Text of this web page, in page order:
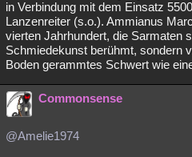
in Verbindung mit dem Einsatz
Lanzenreiter (s.o.). Ammianus
vierten Jahrhundert, die Sarmaten
Schmiedekunst berühmt, sondern
Boden gerammtes Schwert wie
Commonsense
@Amelie1974